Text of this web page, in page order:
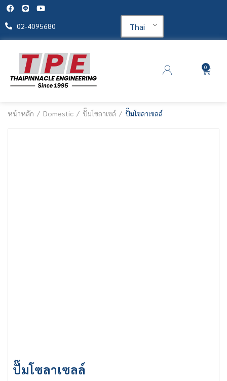
02-4095680 Thai
0
หน้าหลัก Domestic ปั๊มโซลาเซล์ ปั๊มโซลาเซลล์
ปั๊มโซลาเซลล์